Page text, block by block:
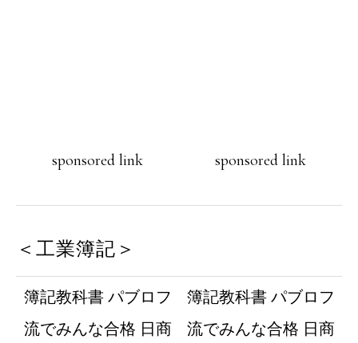
sponsored link sponsored link
＜工業簿記＞
簿記教科書 パブロフ
流でみんな合格 日商
簿記教科書 パブロフ
流でみんな合格 日商